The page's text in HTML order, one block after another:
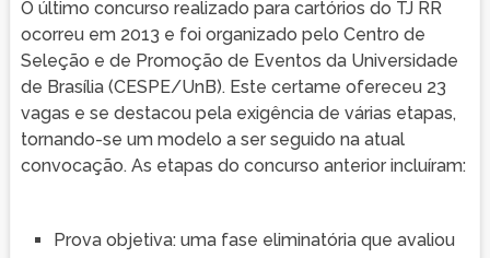
O último concurso realizado para cartórios do TJ RR
ocorreu em 2013 e foi organizado pelo Centro de
Seleção e de Promoção de Eventos da Universidade
de Brasília (CESPE/UnB). Este certame ofereceu 23
vagas e se destacou pela exigência de várias etapas,
tornando-se um modelo a ser seguido na atual
convocação. As etapas do concurso anterior incluíram:
Prova objetiva: uma fase eliminatória que avaliou